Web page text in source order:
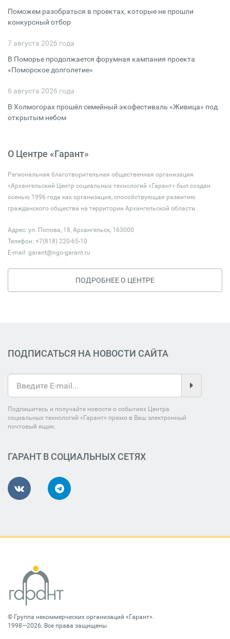
Поможем разобраться в проектах, которые не прошли
конкурсный отбор
7 августа 2026 года
В Поморье продолжается форумная кампания проекта
«Поморское долголетие»
6 августа 2026 года
В Холмогорах прошёл семейный экофестиваль «Живица» под
открытым небом
О Центре «Гарант»
Региональная благотворительная общественная организация
«Архангельский Центр социальных технологий «Гарант» был создан
осенью 1996 года как организация, способствующая развитию
гражданского общества на территории Архангельской области
Адрес: ул. Попова, 18, Архангельск, 163000
Телефон: +7(818) 220-65-10
E-mail: garant@ngo-garant.ru
ПОДРОБНЕЕ О ЦЕНТРЕ
ПОДПИСАТЬСЯ НА НОВОСТИ САЙТА
Подпишитесь и получайте новости о событиях Центра
социальных технологий «Гарант» прямо в Ваш электронный
почтовый ящик.
ГАРАНТ В СОЦИАЛЬНЫХ СЕТЯХ
© Группа некоммерческих организаций «Гарант».
1998—2026. Все права защищены